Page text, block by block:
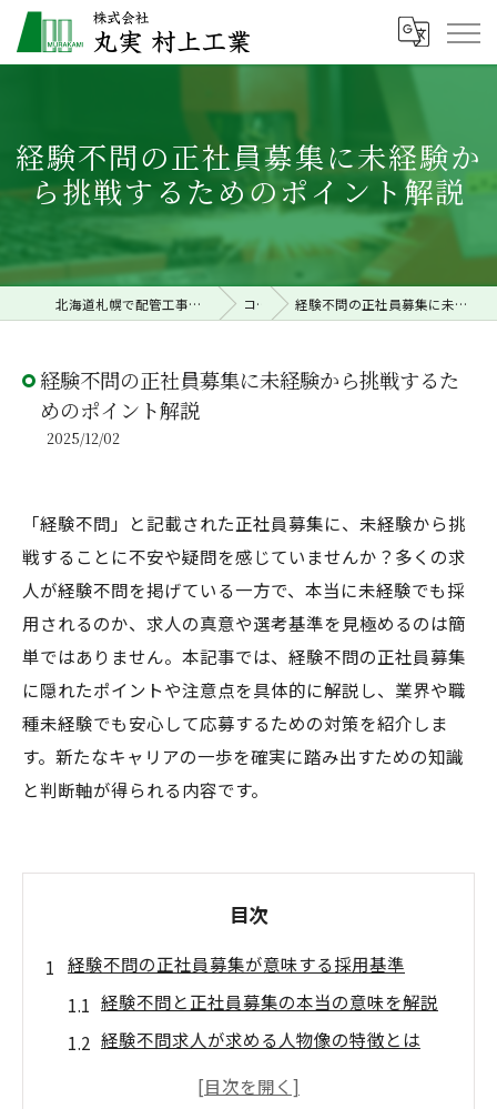
経験不問の正社員募集に未経験か
ら挑戦するためのポイント解説
北海道札幌で配管工事の求人なら株式会社丸実村上工業 コラム 経験不問の正社員募集に未経験から挑戦するためのポイント解説
経験不問の正社員募集に未経験から挑戦するた
めのポイント解説
2025/12/02
「経験不問」と記載された正社員募集に、未経験から挑
戦することに不安や疑問を感じていませんか？多くの求
人が経験不問を掲げている一方で、本当に未経験でも採
用されるのか、求人の真意や選考基準を見極めるのは簡
単ではありません。本記事では、経験不問の正社員募集
に隠れたポイントや注意点を具体的に解説し、業界や職
種未経験でも安心して応募するための対策を紹介しま
す。新たなキャリアの一歩を確実に踏み出すための知識
と判断軸が得られる内容です。
目次
経験不問の正社員募集が意味する採用基準
経験不問と正社員募集の本当の意味を解説
経験不問求人が求める人物像の特徴とは
正社員募集で経験不問が示す採用基準の実